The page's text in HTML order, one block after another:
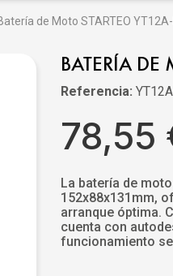
de Moto STARTEO
BATERÍA DE
Referencia:
78,55
La batería de
152x88x131mm,
arranque óptima.
cuenta con
funcionamiento